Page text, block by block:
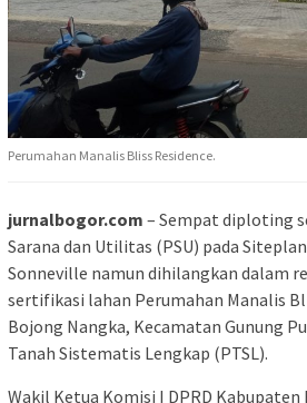
Perumahan Manalis Bliss Residence.
jurnalbogor.com – Sempat diploting
Sarana dan Utilitas (PSU) pada
Sonneville namun dihilangkan dalam
sertifikasi lahan Perumahan Manalis
Bojong Nangka, Kecamatan Gunung
Tanah Sistematis Lengkap (PTSL).
Wakil Ketua Komisi I DPRD Kabupaten